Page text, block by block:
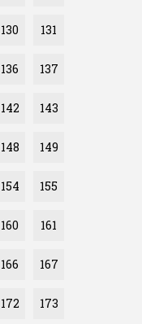
130 131
136 137
142 143
148 149
154 155
160 161
166 167
172 173